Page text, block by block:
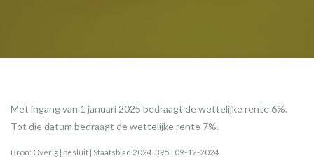
Met ingang van 1 januari 2025 bedraagt de wettelijke rente 6%.
Tot die datum bedraagt de wettelijke rente 7%.
Bron: Overig | besluit | Staatsblad 2024, 395 | 09-12-2024